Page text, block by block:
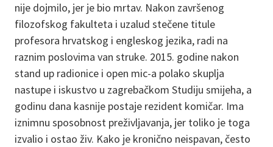
nije dojmilo, jer je bio mrtav. Nakon završenog
filozofskog fakulteta i uzalud stečene titule
profesora hrvatskog i engleskog jezika, radi na
raznim poslovima van struke. 2015. godine nakon
stand up radionice i open mic-a polako skuplja
nastupe i iskustvo u zagrebačkom Studiju smijeha, a
godinu dana kasnije postaje rezident komičar. Ima
iznimnu sposobnost preživljavanja, jer toliko je toga
izvalio i ostao živ. Kako je kronično neispavan, često